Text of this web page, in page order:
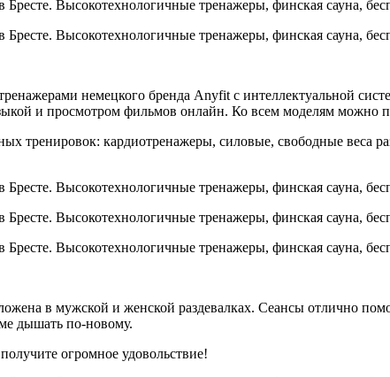
немецкого бренда Anyfit с интеллектуальной
и просмотром фильмов онлайн. Ко всем моделям можно
тренировок: кардиотренажеры, силовые, свободные веса
в мужской и женской раздевалках. Сеансы отлично
дышать по-новому.
огромное удовольствие!